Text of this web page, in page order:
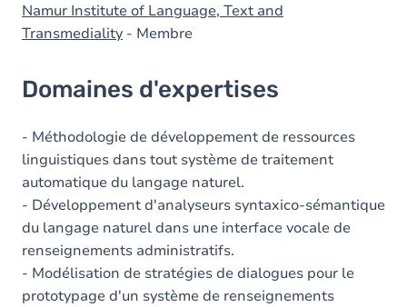
Namur Institute of Language, Text and
Transmediality - Membre
Domaines d'expertises
- Méthodologie de développement de ressources
linguistiques dans tout système de traitement
automatique du langage naturel.
- Développement d'analyseurs syntaxico-sémantique
du langage naturel dans une interface vocale de
renseignements administratifs.
- Modélisation de stratégies de dialogues pour le
prototypage d'un système de renseignements